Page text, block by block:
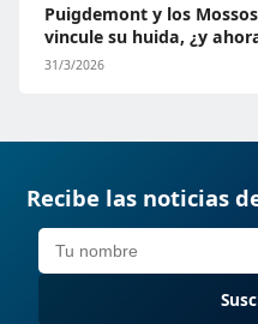
Puigdemont y los
vincule su huida, ¿y
31/3/2026
Recibe las noticias